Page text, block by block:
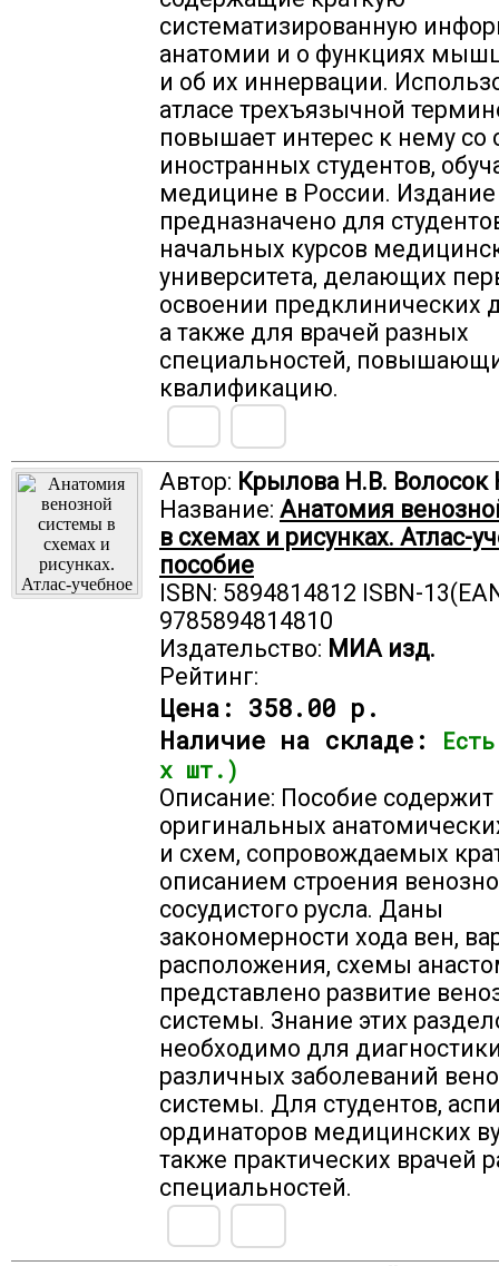
систематизированную
анатомии и о функциях
и об их иннервации.
атласе трехъ­язычной
повышает интерес к нему со
иностранных студентов,
медицине в России. Издание
предназначено для
начальных курсов
университета, делающих
освоении предклинических
а также для врачей разных
специальностей,
квалификацию.
Автор: Крылова Н.В. Волосок
Название: Анатомия
в схемах и рисунках. Атлас-
пособие
ISBN: 5894814812 ISBN-
9785894814810
Издательство: МИА изд.
Рейтинг:
Цена: 358.00 р.
Наличие на складе:
х шт.)
Описание: Пособие содержит
оригинальных
и схем, сопровождаемых
описанием строения
сосудистого русла. Даны
закономерности хода вен,
расположения, схемы
представлено развитие
системы. Знание этих
необходимо для
различных заболеваний
системы. Для студентов,
ординаторов медицинских
также практических врачей
специальностей.